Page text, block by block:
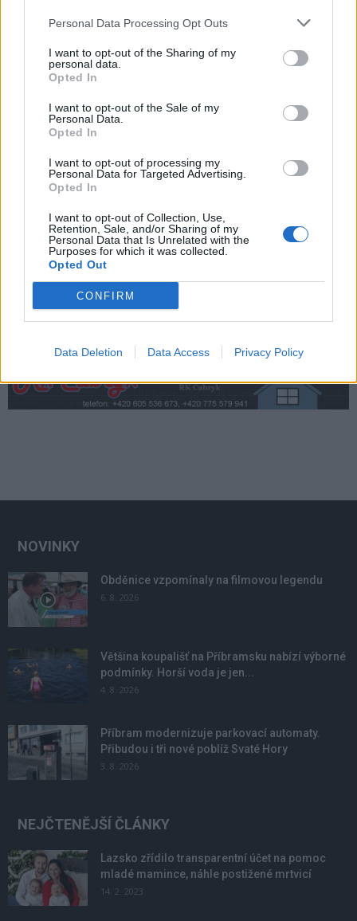
Personal Data Processing Opt Outs
I want to opt-out of the Sharing of my
personal data.
Opted In
I want to opt-out of the Sale of my
Personal Data.
Opted In
I want to opt-out of processing my
Personal Data for Targeted Advertising.
Opted In
I want to opt-out of Collection, Use,
Retention, Sale, and/or Sharing of my
Personal Data that Is Unrelated with the
Purposes for which it was collected.
Opted Out
CONFIRM
Data Deletion Data Access Privacy Policy
Zpravodajství
výborné podmínky. Horší voda je jen na
Živohošti
Zpravodajství
Přibudou i tři nové poblíž Svaté Hory
Středočeský kraj upravil pravidla soutěže.
Obce nově získají body i za předcházení
NOVINKY
Obděnice vzpomínaly na filmovou legendu
6. 8. 2026
Většina koupališť na Příbramsku nabízí výborné
podmínky. Horší voda je jen...
4. 8. 2026
Příbram modernizuje parkovací automaty.
Přibudou i tři nové poblíž Svaté Hory
3. 8. 2026
NEJČTENĚJŠÍ ČLÁNKY
Lazsko zřídilo transparentní účet na pomoc
mladé mamince, náhle postižené mrtvicí
14. 2. 2023